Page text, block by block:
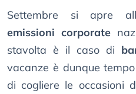
Settembre si apre
emissioni corporate
stavolta è il caso di
vacanze è dunque
di cogliere le occasioni